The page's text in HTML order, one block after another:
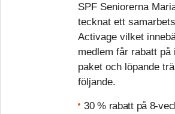
SPF Seniorerna
tecknat ett
Activage vilket
medlem får rabatt på
paket och löpande
följande.
30 % rabatt på 8-